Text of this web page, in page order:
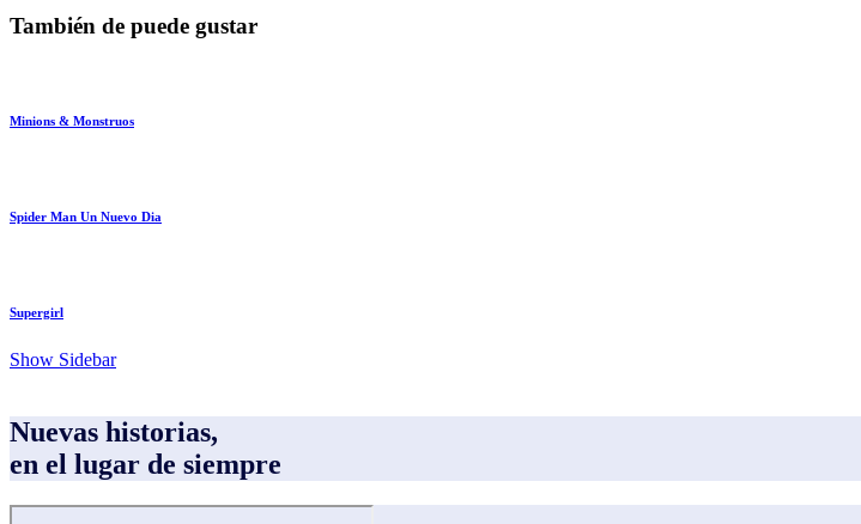
También de puede gustar
Minions & Monstruos
Spider Man Un Nuevo Dia
Supergirl
Show Sidebar
Nuevas historias,
en el lugar de siempre